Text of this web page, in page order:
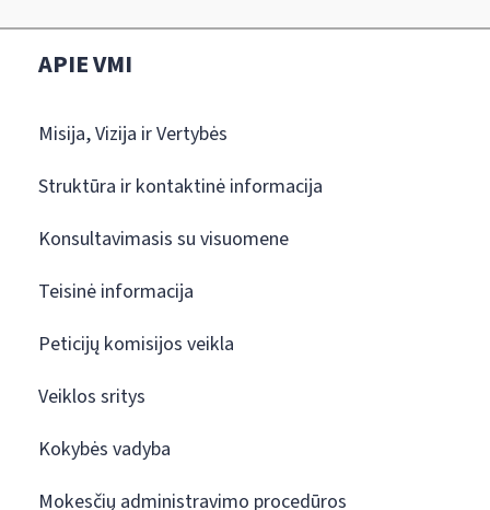
APIE VMI
Misija, Vizija ir Vertybės
Struktūra ir kontaktinė informacija
Konsultavimasis su visuomene
Teisinė informacija
Peticijų komisijos veikla
Veiklos sritys
Kokybės vadyba
Mokesčių administravimo procedūros